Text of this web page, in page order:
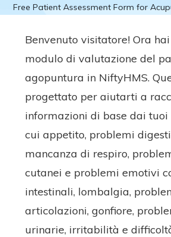
Free Patient Assessment Form for
Benvenuto visitatore! Ora
modulo di valutazione del
agopuntura in NiftyHMS.
progettato per aiutarti a
informazioni di base dai tuoi
cui appetito, problemi
mancanza di respiro,
cutanei e problemi emotivi
intestinali, lombalgia,
articolazioni, gonfiore,
urinarie, irritabilità e